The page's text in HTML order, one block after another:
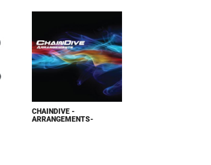
CHAINDIVE -
ARRANGEMENTS-